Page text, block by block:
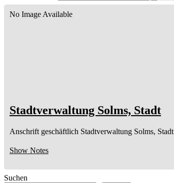
No Image Available
Stadtverwaltung Solms, Stadt
Anschrift geschäftlich Stadtverwaltung Solms, Stadt
Show Notes
Suchen